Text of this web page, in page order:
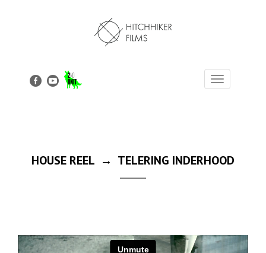
Toggle
navigation
HOUSE REEL → TELERING INDERHOOD